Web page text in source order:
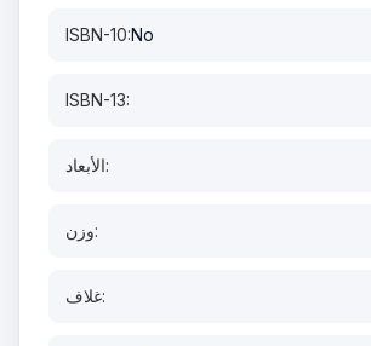
ISBN-10:No
ISBN-13:
الأبعاد:
وزن:
غلاف: